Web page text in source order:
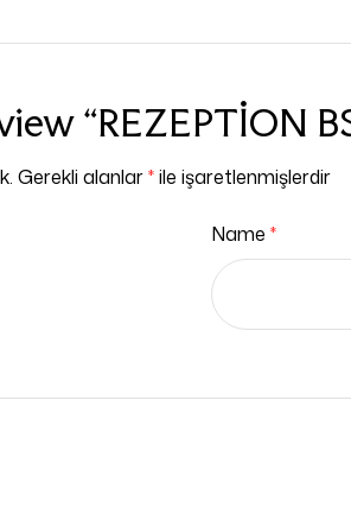
“REZEPTİON
Gerekli alanlar*ile işaretlenmişlerdir
Name *